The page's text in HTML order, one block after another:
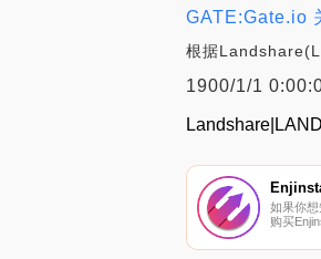
GATE:Gate.io
根据
1900/1/1
如果你
购买
币交易所